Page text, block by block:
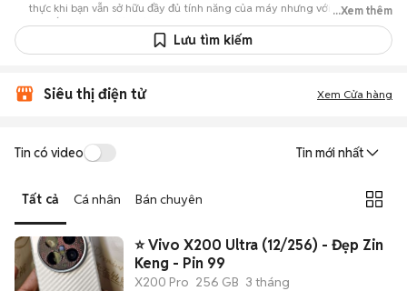
thực khi bạn vẫn sở hữu đầy đủ tính năng của máy nhưng với chi phí đầu
tư thấp hơn máy đập hộp.
Lựa chọn theo sát nhu cầu: Hệ thống ghi nhận nhiều tin rao Vivo X200
Test máy tại chỗ: Tạo điều kiện để người mua đến tận nơi xem xét cẩn
Dễ dàng thương lượng: Quá trình mua bán diễn ra trực tiếp, cho phép
hai bên trao đổi giá cả linh hoạt và có thể chốt giao dịch ngay trong
...Xem thêm
Lưu tìm kiếm
Siêu thị điện tử Xem Cửa hàng
Tin có video Tin mới nhất
Tất cả Cá nhân Bán chuyên
⭐ Vivo X200 Ultra (12/256) - Đẹp Zin
Keng - Pin 99
X200 Pro 256 GB 3 tháng